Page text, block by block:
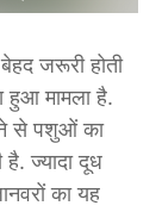
जरूरी होती
हुआ मामला है.
से पशुओं का
है. ज्यादा दूध
का यह